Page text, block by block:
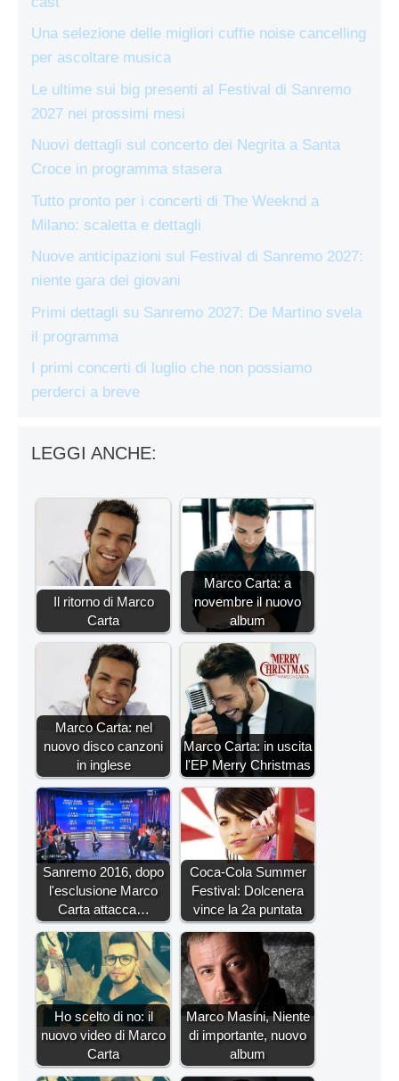
Una selezione delle migliori cuffie noise cancelling
per ascoltare musica
Le ultime sui big presenti al Festival di Sanremo
2027 nei prossimi mesi
Nuovi dettagli sul concerto dei Negrita a Santa
Croce in programma stasera
Tutto pronto per i concerti di The Weeknd a
Milano: scaletta e dettagli
Nuove anticipazioni sul Festival di Sanremo 2027:
niente gara dei giovani
Primi dettagli su Sanremo 2027: De Martino svela
il programma
I primi concerti di luglio che non possiamo
perderci a breve
LEGGI ANCHE:
Il ritorno di Marco
Carta
Marco Carta: a
novembre il nuovo
album
Marco Carta: nel
nuovo disco canzoni
in inglese
Marco Carta: in uscita
l'EP Merry Christmas
Sanremo 2016, dopo
l'esclusione Marco
Carta attacca…
Coca-Cola Summer
Festival: Dolcenera
vince la 2a puntata
Ho scelto di no: il
nuovo video di Marco
Carta
Marco Masini, Niente
di importante, nuovo
album